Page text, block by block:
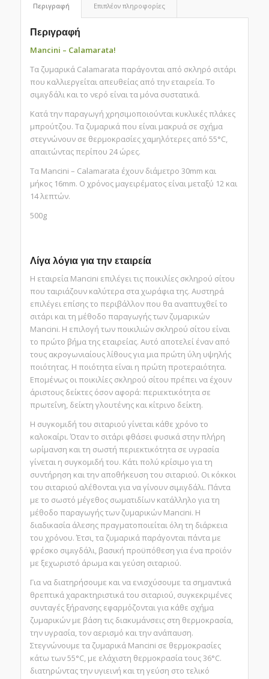
Περιγραφή Επιπλέον πληροφορίες
Περιγραφή
Mancini – Calamarata!
Τα ζυμαρικά Calamarata παράγονται από σκληρό σιτάρι
που καλλιεργείται απευθείας από την εταιρεία. Το
σιμιγδάλι και το νερό είναι τα μόνα συστατικά.
Κατά την παραγωγή χρησιμοποιούνται κυκλικές πλάκες
μπρούτζου. Τα ζυμαρικά που είναι μακρυά σε σχήμα
στεγνώνουν σε θερμοκρασίες χαμηλότερες από 55°C,
απαιτώντας περίπου 24 ώρες.
Τα Mancini – Calamarata έχουν διάμετρο 30mm και
μήκος 16mm. Ο χρόνος μαγειρέματος είναι μεταξύ 12 και
14 λεπτών.
500g
Λίγα λόγια για την εταιρεία
Η εταιρεία Mancini επιλέγει τις ποικιλίες σκληρού σίτου
που ταιριάζουν καλύτερα στα χωράφια της. Αυστηρά
επιλέγει επίσης το περιβάλλον που θα αναπτυχθεί το
σιτάρι και τη μέθοδο παραγωγής των ζυμαρικών
Mancini. Η επιλογή των ποικιλιών σκληρού σίτου είναι
το πρώτο βήμα της εταιρείας. Αυτό αποτελεί έναν από
τους ακρογωνιαίους λίθους για μια πρώτη ύλη υψηλής
ποιότητας. Η ποιότητα είναι η πρώτη προτεραιότητα.
Επομένως οι ποικιλίες σκληρού σίτου πρέπει να έχουν
άριστους δείκτες όσον αφορά: περιεκτικότητα σε
πρωτεΐνη, δείκτη γλουτένης και κίτρινο δείκτη.
Η συγκομιδή του σιταριού γίνεται κάθε χρόνο το
καλοκαίρι. Όταν το σιτάρι φθάσει φυσικά στην πλήρη
ωρίμανση και τη σωστή περιεκτικότητα σε υγρασία
γίνεται η συγκομιδή του. Κάτι πολύ κρίσιμο για τη
συντήρηση και την αποθήκευση του σιταριού. Οι κόκκοι
του σιταριού αλέθονται για να γίνουν σιμιγδάλι. Πάντα
με το σωστό μέγεθος σωματιδίων κατάλληλο για τη
μέθοδο παραγωγής των ζυμαρικών Mancini. Η
διαδικασία άλεσης πραγματοποιείται όλη τη διάρκεια
του χρόνου. Έτσι, τα ζυμαρικά παράγονται πάντα με
φρέσκο σιμιγδάλι, βασική προϋπόθεση για ένα προϊόν
με ξεχωριστό άρωμα και γεύση σιταριού.
Για να διατηρήσουμε και να ενισχύσουμε τα σημαντικά
θρεπτικά χαρακτηριστικά του σιταριού, συγκεκριμένες
συνταγές ξήρανσης εφαρμόζονται για κάθε σχήμα
ζυμαρικών με βάση τις διακυμάνσεις στη θερμοκρασία,
την υγρασία, τον αερισμό και την ανάπαυση.
Στεγνώνουμε τα ζυμαρικά Mancini σε θερμοκρασίες
κάτω των 55°C, με ελάχιστη θερμοκρασία τους 36°C.
διατηρώντας την υγιεινή και τη γεύση στο τελικό